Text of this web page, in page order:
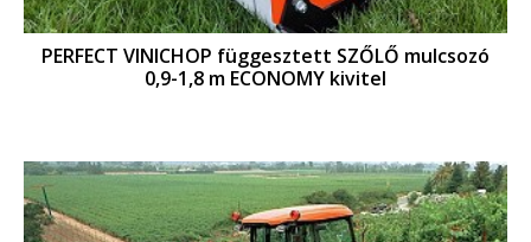
PERFECT VINICHOP függesztett SZŐLŐ mulcsozó
0,9-1,8 m ECONOMY kivitel